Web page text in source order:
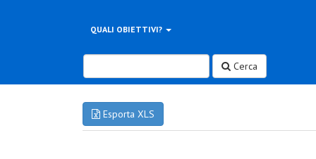
QUALI OBIETTIVI?
Cerca
Esporta XLS